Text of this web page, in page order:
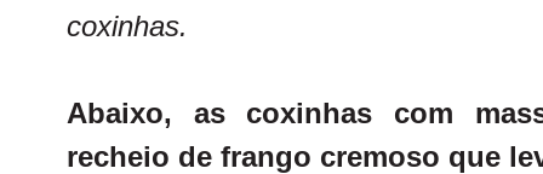
coxinhas.
Abaixo, as coxinhas com
recheio de frango cremoso que